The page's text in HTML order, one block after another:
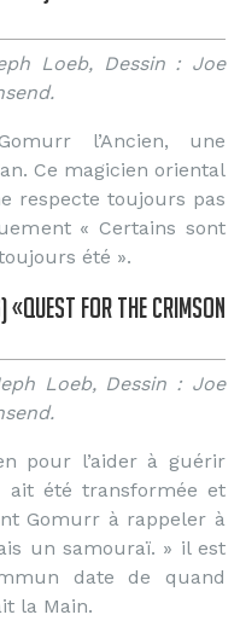
Loeb, Dessin : Joe
l’Ancien, une
Ce magicien oriental
respecte toujours pas
« Certains sont
été ».
«Quest for the Crimson
Loeb, Dessin : Joe
pour l’aider à guérir
ait été transformée et
Gomurr à rappeler à
un samouraï. » il est
date de quand
la Main.